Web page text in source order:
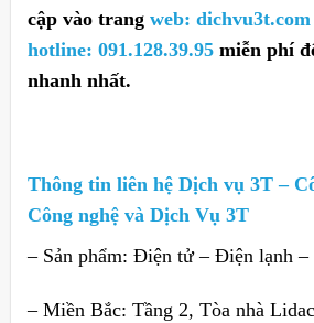
cập vào trang web: dichvu3t.com
hotline: 091.128.39.95miễn phí
nhanh nhất.
Thông tin liên hệ Dịch vụ 3T –
Công nghệ và Dịch Vụ 3T
– Sản phẩm: Điện tử – Điện lạnh –
– Miền Bắc: Tầng 2, Tòa nhà